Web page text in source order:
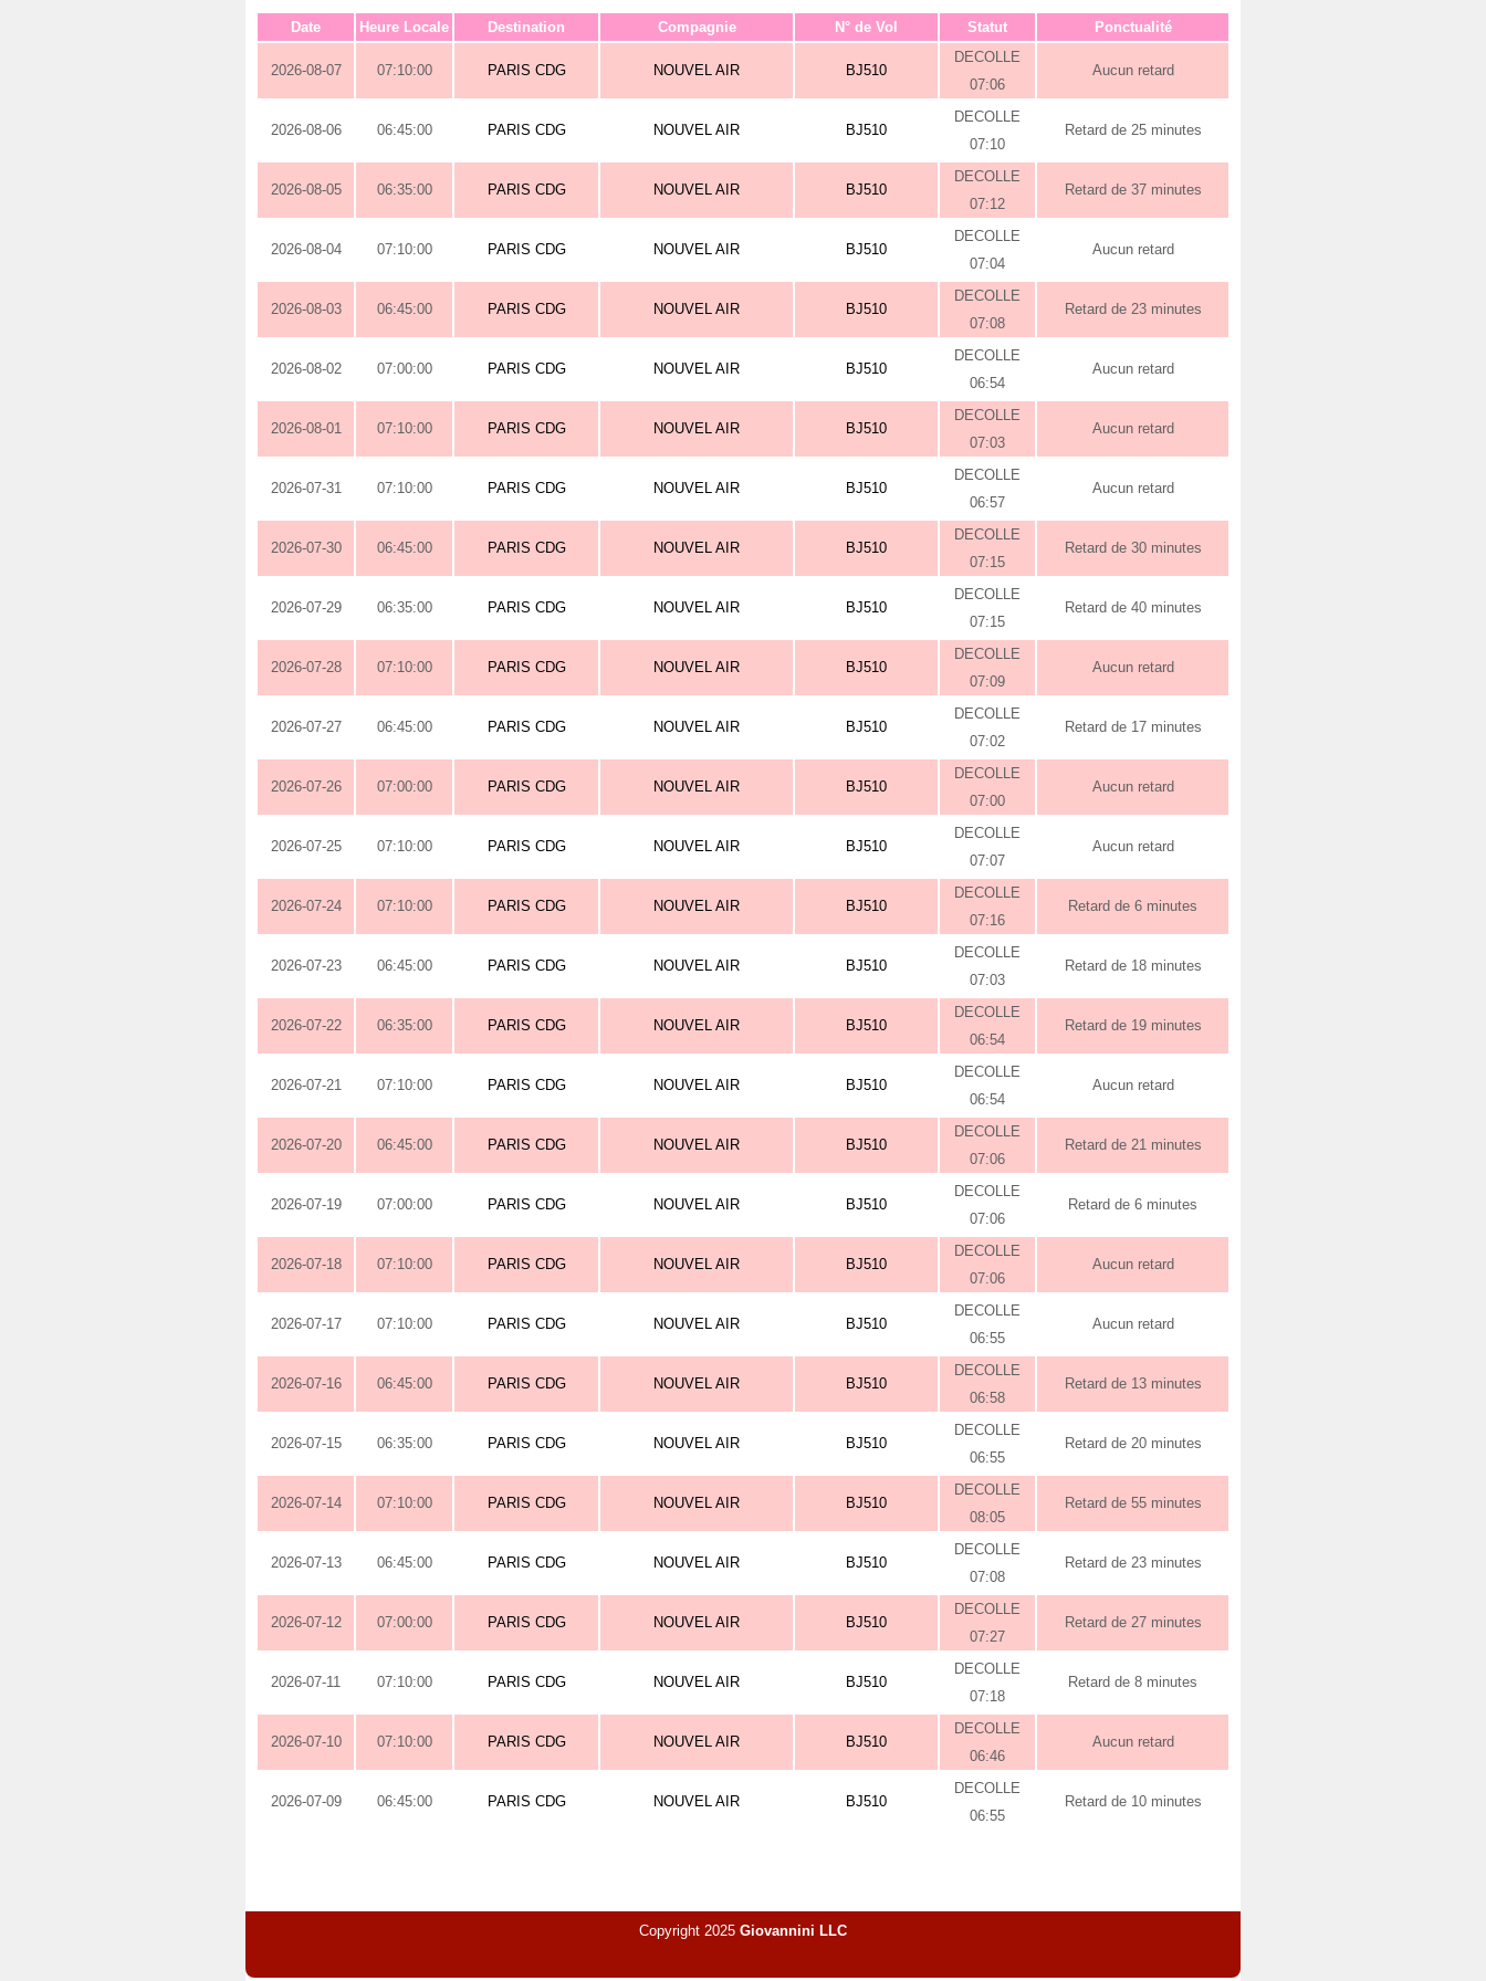
Date Heure Locale Destination Compagnie N° de Vol Statut Ponctualité
2026-08-07 07:10:00 PARIS CDG NOUVEL AIR BJ510
DECOLLE
07:06
Aucun retard
2026-08-06 06:45:00 PARIS CDG NOUVEL AIR BJ510
DECOLLE
07:10
Retard de 25 minutes
2026-08-05 06:35:00 PARIS CDG NOUVEL AIR BJ510
DECOLLE
07:12
Retard de 37 minutes
2026-08-04 07:10:00 PARIS CDG NOUVEL AIR BJ510
DECOLLE
07:04
Aucun retard
2026-08-03 06:45:00 PARIS CDG NOUVEL AIR BJ510
DECOLLE
07:08
Retard de 23 minutes
2026-08-02 07:00:00 PARIS CDG NOUVEL AIR BJ510
DECOLLE
06:54
Aucun retard
2026-08-01 07:10:00 PARIS CDG NOUVEL AIR BJ510
DECOLLE
07:03
Aucun retard
2026-07-31 07:10:00 PARIS CDG NOUVEL AIR BJ510
DECOLLE
06:57
Aucun retard
2026-07-30 06:45:00 PARIS CDG NOUVEL AIR BJ510
DECOLLE
07:15
Retard de 30 minutes
2026-07-29 06:35:00 PARIS CDG NOUVEL AIR BJ510
DECOLLE
07:15
Retard de 40 minutes
2026-07-28 07:10:00 PARIS CDG NOUVEL AIR BJ510
DECOLLE
07:09
Aucun retard
2026-07-27 06:45:00 PARIS CDG NOUVEL AIR BJ510
DECOLLE
07:02
Retard de 17 minutes
2026-07-26 07:00:00 PARIS CDG NOUVEL AIR BJ510
DECOLLE
07:00
Aucun retard
2026-07-25 07:10:00 PARIS CDG NOUVEL AIR BJ510
DECOLLE
07:07
Aucun retard
2026-07-24 07:10:00 PARIS CDG NOUVEL AIR BJ510
DECOLLE
07:16
Retard de 6 minutes
2026-07-23 06:45:00 PARIS CDG NOUVEL AIR BJ510
DECOLLE
07:03
Retard de 18 minutes
2026-07-22 06:35:00 PARIS CDG NOUVEL AIR BJ510
DECOLLE
06:54
Retard de 19 minutes
2026-07-21 07:10:00 PARIS CDG NOUVEL AIR BJ510
DECOLLE
06:54
Aucun retard
2026-07-20 06:45:00 PARIS CDG NOUVEL AIR BJ510
DECOLLE
07:06
Retard de 21 minutes
2026-07-19 07:00:00 PARIS CDG NOUVEL AIR BJ510
DECOLLE
07:06
Retard de 6 minutes
2026-07-18 07:10:00 PARIS CDG NOUVEL AIR BJ510
DECOLLE
07:06
Aucun retard
2026-07-17 07:10:00 PARIS CDG NOUVEL AIR BJ510
DECOLLE
06:55
Aucun retard
2026-07-16 06:45:00 PARIS CDG NOUVEL AIR BJ510
DECOLLE
06:58
Retard de 13 minutes
2026-07-15 06:35:00 PARIS CDG NOUVEL AIR BJ510
DECOLLE
06:55
Retard de 20 minutes
2026-07-14 07:10:00 PARIS CDG NOUVEL AIR BJ510
DECOLLE
08:05
Retard de 55 minutes
2026-07-13 06:45:00 PARIS CDG NOUVEL AIR BJ510
DECOLLE
07:08
Retard de 23 minutes
2026-07-12 07:00:00 PARIS CDG NOUVEL AIR BJ510
DECOLLE
07:27
Retard de 27 minutes
2026-07-11 07:10:00 PARIS CDG NOUVEL AIR BJ510
DECOLLE
07:18
Retard de 8 minutes
2026-07-10 07:10:00 PARIS CDG NOUVEL AIR BJ510
DECOLLE
06:46
Aucun retard
2026-07-09 06:45:00 PARIS CDG NOUVEL AIR BJ510
DECOLLE
06:55
Retard de 10 minutes
Copyright 2025 Giovannini LLC